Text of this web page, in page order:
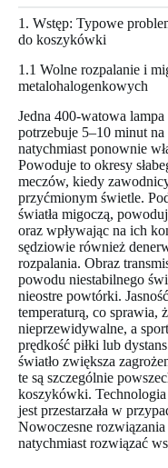
1. Wstęp: Typowe
do koszykówki
1.1 Wolne rozpalanie i
metalohalogenkowych
Jedna 400-watowa
potrzebuje 5–10 minut
natychmiast ponownie
Powoduje to okresy
meczów, kiedy
przyćmionym świetle.
światła migoczą,
oraz wpływając na ich
sędziowie również
rozpalania. Obraz
powodu niestabilnego
nieostre powtórki.
temperaturą, co sprawia,
nieprzewidywalne, a
prędkość piłki lub
światło zwiększa
te są szczególnie
koszykówki.
jest przestarzała w
Nowoczesne
natychmiast rozwiązać